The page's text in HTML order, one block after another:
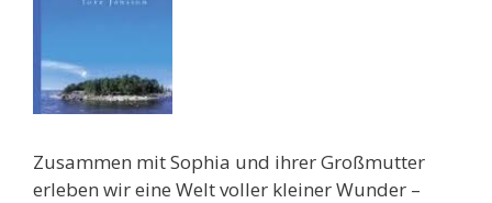
Zusammen mit Sophia und ihrer Großmutter
erleben wir eine Welt voller kleiner Wunder –